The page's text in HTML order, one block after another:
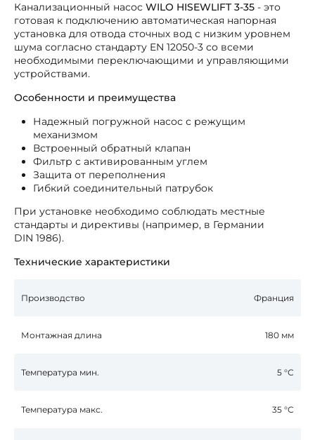
Канализационный насос WILO HISEWLIFT 3-35 - это
готовая к подключению автоматическая напорная
установка для отвода сточных вод с низким уровнем
шума согласно стандарту EN 12050-3 со всеми
необходимыми переключающими и управляющими
устройствами.
Особенности и преимущества
Надежный погружной насос с режущим
механизмом
Встроенный обратный клапан
Фильтр с активированным углем
Защита от переполнения
Гибкий соединительный патрубок
При установке необходимо соблюдать местные
стандарты и директивы (например, в Германии
DIN 1986).
Технические характеристики
Производство Франция
Монтажная длина 180 мм
Температура мин. 5 °С
Температура макс. 35 °С